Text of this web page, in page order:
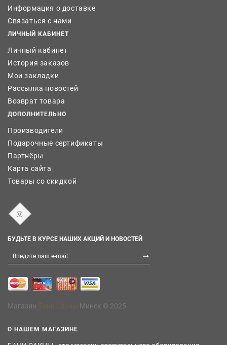
Информация о доставке
Связаться с нами
ЛИЧНЫЙ КАБИНЕТ
Личный кабинет
История заказов
Мои закладки
Рассылка новостей
Возврат товара
ДОПОЛНИТЕЛЬНО
Производители
Подарочные сертификаты
Партнёры
Карта сайта
Товары со скидкой
БУДЬТЕ В КУРСЕ НАШИХ АКЦИЙ И НОВОСТЕЙ
Магазин Минск © 2025
О НАШЕМ МАГАЗИНЕ